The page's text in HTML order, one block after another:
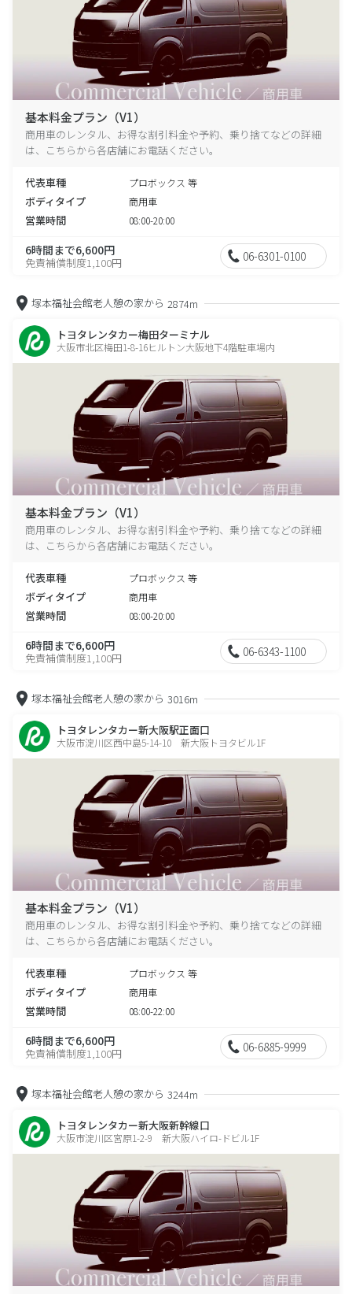
基本料金プラン（V1）
商用車のレンタル、お得な割引料金や予約、乗り捨てなどの詳細
は、こちらから各店舗にお電話ください。
代表車種 プロボックス 等
ボディタイプ 商用車
営業時間 08:00-20:00
6時間まで6,600円
免責補償制度1,100円 06-6301-0100
塚本福祉会館老人憩の家から 2874m
トヨタレンタカー梅田ターミナル
大阪市北区梅田1-8-16ヒルトン大阪地下4階駐車場内
基本料金プラン（V1）
商用車のレンタル、お得な割引料金や予約、乗り捨てなどの詳細
は、こちらから各店舗にお電話ください。
代表車種 プロボックス 等
ボディタイプ 商用車
営業時間 08:00-20:00
6時間まで6,600円
免責補償制度1,100円 06-6343-1100
塚本福祉会館老人憩の家から 3016m
トヨタレンタカー新大阪駅正面口
大阪市淀川区西中島5-14-10 新大阪トヨタビル1F
基本料金プラン（V1）
商用車のレンタル、お得な割引料金や予約、乗り捨てなどの詳細
は、こちらから各店舗にお電話ください。
代表車種 プロボックス 等
ボディタイプ 商用車
営業時間 08:00-22:00
6時間まで6,600円
免責補償制度1,100円 06-6885-9999
塚本福祉会館老人憩の家から 3244m
トヨタレンタカー新大阪新幹線口
大阪市淀川区宮原1-2-9 新大阪ハイロ-ドビル1F